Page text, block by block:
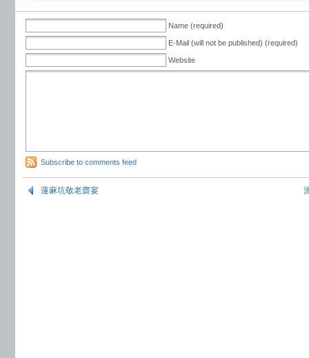
Name (required)
E-Mail (will not be published) (required)
Website
Subscribe to comments feed
蓮麻坑敬老齋宴